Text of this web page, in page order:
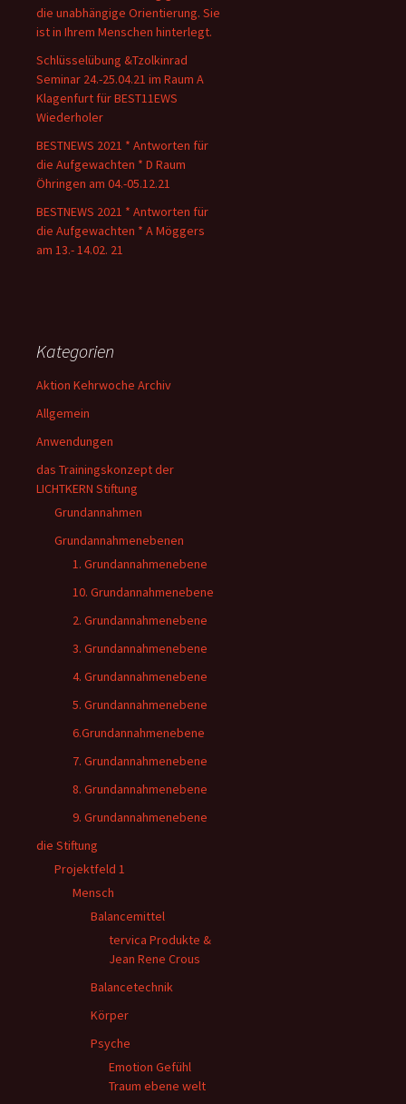
die unabhängige Orientierung. Sie
ist in Ihrem Menschen hinterlegt.
Schlüsselübung &Tzolkinrad
Seminar 24.-25.04.21 im Raum A
Klagenfurt für BEST11EWS
Wiederholer
BESTNEWS 2021 * Antworten für
die Aufgewachten * D Raum
Öhringen am 04.-05.12.21
BESTNEWS 2021 * Antworten für
die Aufgewachten * A Möggers
am 13.- 14.02. 21
Kategorien
Aktion Kehrwoche Archiv
Allgemein
Anwendungen
das Trainingskonzept der
LICHTKERN Stiftung
Grundannahmen
Grundannahmenebenen
1. Grundannahmenebene
10. Grundannahmenebene
2. Grundannahmenebene
3. Grundannahmenebene
4. Grundannahmenebene
5. Grundannahmenebene
6.Grundannahmenebene
7. Grundannahmenebene
8. Grundannahmenebene
9. Grundannahmenebene
die Stiftung
Projektfeld 1
Mensch
Balancemittel
tervica Produkte &
Jean Rene Crous
Balancetechnik
Körper
Psyche
Emotion Gefühl
Traum ebene welt